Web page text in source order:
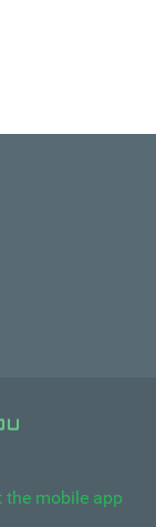
the mobile app